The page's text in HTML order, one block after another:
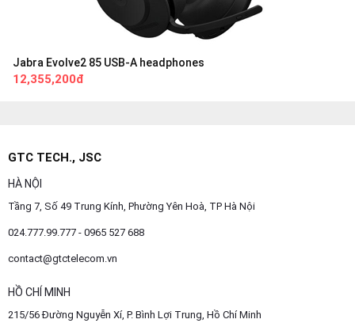
Jabra Evolve2 85 USB-A headphones
12,355,200đ
GTC TECH., JSC
HÀ NỘI
Tầng 7, Số 49 Trung Kính, Phường Yên Hoà, TP Hà Nội
024.777.99.777 - 0965 527 688
contact@gtctelecom.vn
HỒ CHÍ MINH
215/56 Đường Nguyễn Xí, P. Bình Lợi Trung, Hồ Chí Minh